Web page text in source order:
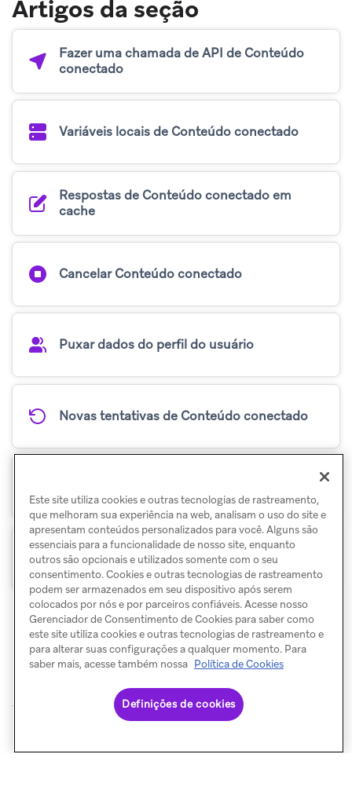
Artigos da seção
Fazer uma chamada de API de Conteúdo
conectado
Variáveis locais de Conteúdo conectado
Respostas de Conteúdo conectado em
cache
Cancelar Conteúdo conectado
Puxar dados do perfil do usuário
Novas tentativas de Conteúdo conectado
Conteúdo conectado
Usar APIs públicas
© Braze. All Rights Reserved Privacy Policy
Este site utiliza cookies e outras tecnologias de rastreamento,
que melhoram sua experiência na web, analisam o uso do site e
apresentam conteúdos personalizados para você. Alguns são
essenciais para a funcionalidade de nosso site, enquanto
outros são opcionais e utilizados somente com o seu
consentimento. Cookies e outras tecnologias de rastreamento
podem ser armazenados em seu dispositivo após serem
colocados por nós e por parceiros confiáveis. Acesse nosso
Gerenciador de Consentimento de Cookies para saber como
este site utiliza cookies e outras tecnologias de rastreamento e
para alterar suas configurações a qualquer momento. Para
saber mais, acesse também nossa Política de Cookies
Definições de cookies